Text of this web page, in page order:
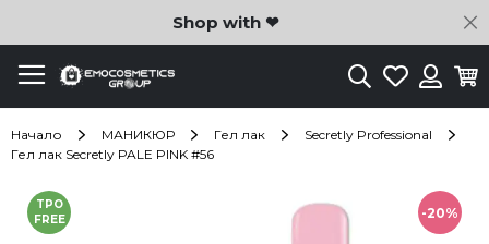
Shop with ❤
ТърсенеЛюбими
Начало МАНИКЮР Гел лак
Secretly Professional
Гел лак Secretly PALE PINK #56
-20%
TPO
FREE
Преминете
към
края